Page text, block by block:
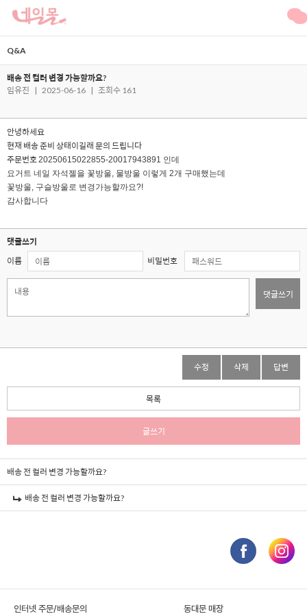
Q&A
배송 전 컬러 변경 가능할까요?
임유진
| 2025-06-16 | 조회수 161
안녕하세요
현재 배송 준비 상태이길래 문의 드립니다
주문번호20250615022855-20017943891 인데
요거트 네일 자석젤을 꽃방울, 물방울 이렇게 2개 구매했는데
꽃방울, 구슬방울로 변경가능할까요?!
감사합니다
댓글쓰기
이름
비밀번호
댓글쓰기
수정 삭제 답변
목록
글쓰기
배송 전 컬러 변경 가능할까요?
배송 전 컬러 변경 가능할까요?
인터넷 주문/배송문의 동대문 매장